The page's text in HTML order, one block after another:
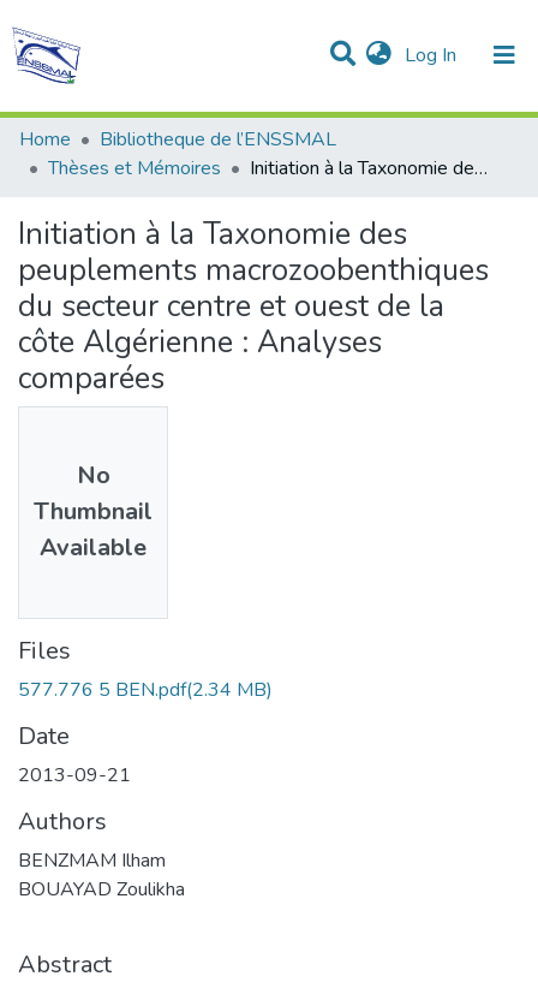
Log In (current)
Communities & Collections
Statistics
All of DSpace
Home
Bibliotheque de l’ENSSMAL
Thèses et Mémoires
Initiation à la Taxonomie des peuplements macrozoobenthiques du secteur centre et ouest de la côte Algérienne : Analyses comparées
Initiation à la Taxonomie des
peuplements macrozoobenthiques
du secteur centre et ouest de la
côte Algérienne : Analyses
comparées
No
Thumbnail
Available
Files
577.776 5 BEN.pdf(2.34 MB)
Date
2013-09-21
Authors
BENZMAM Ilham
BOUAYAD Zoulikha
Abstract